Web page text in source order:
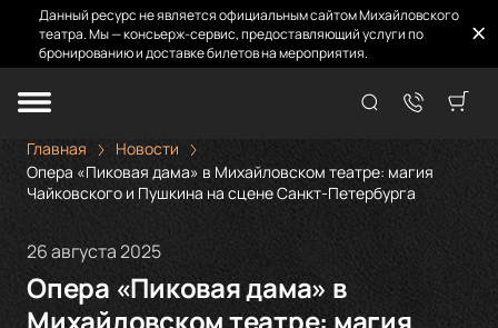
Данный ресурс не является официальным сайтом Михайловского
театра. Мы — консьерж-сервис, предоставляющий услуги по
бронированию и доставке билетов на мероприятия.
Главная
Новости
Опера «Пиковая дама» в Михайловском театре: магия
Чайковского и Пушкина на сцене Санкт-Петербурга
26 августа 2025
Опера «Пиковая дама» в